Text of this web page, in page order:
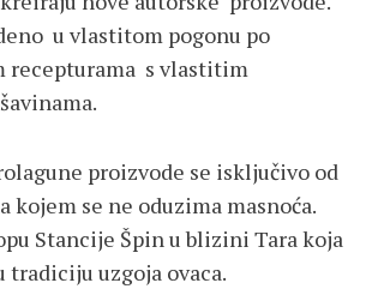
u vlastitom pogonu po
recepturama s vlastitim
proizvode se isključivo od
kojem se ne oduzima masnoća.
Stancije Špin u blizini Tara koja
uzgoja ovaca.